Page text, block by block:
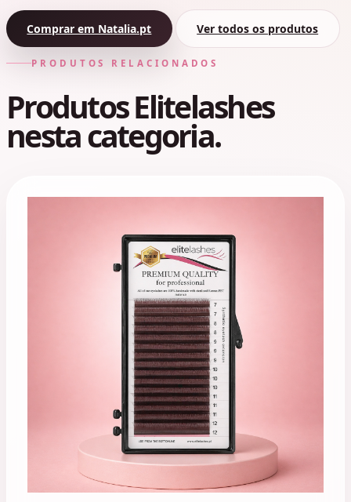
Comprar em Natalia.pt Ver todos os produtos
PRODUTOS RELACIONADOS
Produtos Elitelashes
nesta categoria.